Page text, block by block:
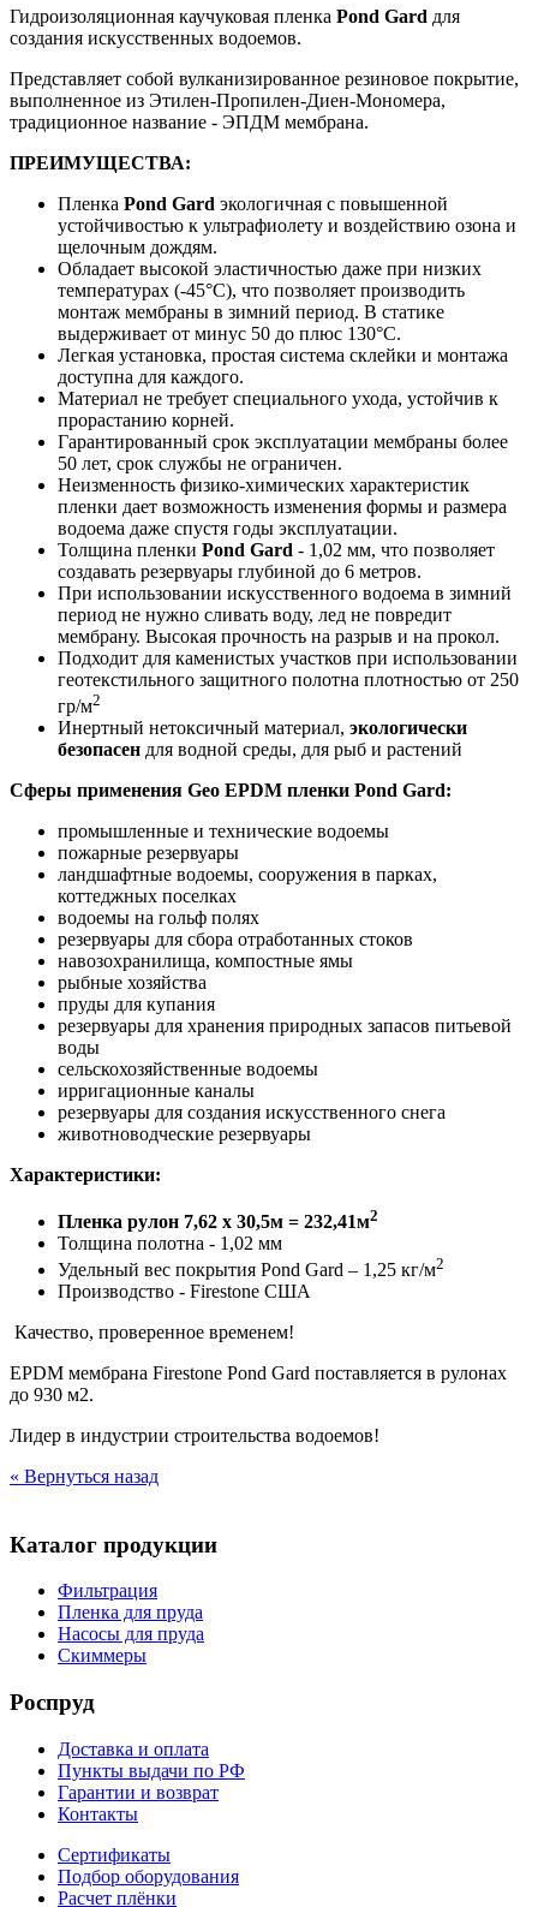
Гидроизоляционная каучуковая пленка Pond Gard для
создания искусственных водоемов.
Представляет собой вулканизированное резиновое покрытие,
выполненное из Этилен-Пропилен-Диен-Мономера,
традиционное название - ЭПДМ мембрана.
ПРЕИМУЩЕСТВА:
Пленка Pond Gard экологичная с повышенной
устойчивостью к ультрафиолету и воздействию озона и
щелочным дождям.
Обладает высокой эластичностью даже при низких
температурах (-45°С), что позволяет производить
монтаж мембраны в зимний период. В статике
выдерживает от минус 50 до плюс 130°С.
Легкая установка, простая система склейки и монтажа
доступна для каждого.
Материал не требует специального ухода, устойчив к
прорастанию корней.
Гарантированный срок эксплуатации мембраны более
50 лет, срок службы не ограничен.
Неизменность физико-химических характеристик
пленки дает возможность изменения формы и размера
водоема даже спустя годы эксплуатации.
Толщина пленки Pond Gard - 1,02 мм, что позволяет
создавать резервуары глубиной до 6 метров.
При использовании искусственного водоема в зимний
период не нужно сливать воду, лед не повредит
мембрану. Высокая прочность на разрыв и на прокол.
Подходит для каменистых участков при использовании
геотекстильного защитного полотна плотностью от 250
гр/м2
Инертный нетоксичный материал, экологически
безопасен для водной среды, для рыб и растений
Сферы применения Geo EPDM пленки Pond Gard:
промышленные и технические водоемы
пожарные резервуары
ландшафтные водоемы, сооружения в парках,
коттеджных поселках
водоемы на гольф полях
резервуары для сбора отработанных стоков
навозохранилища, компостные ямы
рыбные хозяйства
пруды для купания
резервуары для хранения природных запасов питьевой
воды
сельскохозяйственные водоемы
ирригационные каналы
резервуары для создания искусственного снега
животноводческие резервуары
Характеристики:
Пленка рулон 7,62 х 30,5м = 232,41м2
Толщина полотна - 1,02 мм
Удельный вес покрытия Pond Gard – 1,25 кг/м2
Производство - Firestone США
Качество, проверенное временем!
EPDM мембрана Firestone Pond Gard поставляется в рулонах
до 930 м2.
Лидер в индустрии строительства водоемов!
« Вернуться назад
Каталог продукции
Фильтрация
Пленка для пруда
Насосы для пруда
Скиммеры
Роспруд
Доставка и оплата
Пункты выдачи по РФ
Гарантии и возврат
Контакты
Сертификаты
Подбор оборудования
Расчет плёнки